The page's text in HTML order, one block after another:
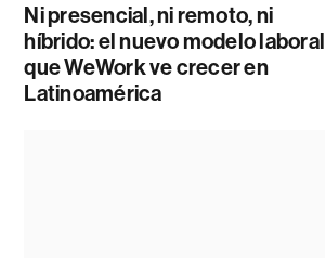
Ni presencial, ni remoto, ni
híbrido: el nuevo modelo laboral
que WeWork ve crecer en
Latinoamérica